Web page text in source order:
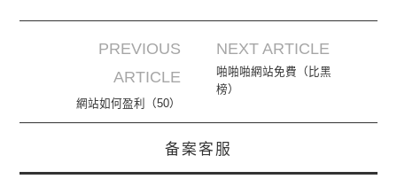
Post navigation
PREVIOUS
ARTICLE
網站如何盈利（50）
NEXT ARTICLE
啪啪啪網站免費（比黑
榜）
备案客服